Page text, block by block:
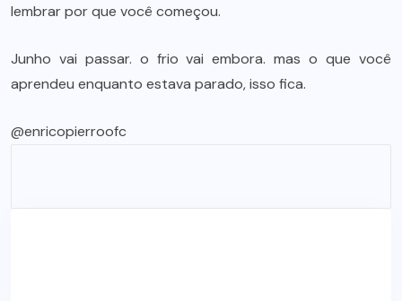
lembrar por que você começou.
Junho vai passar. o frio vai embora. mas o que você
aprendeu enquanto estava parado, isso fica.
@enricopierroofc